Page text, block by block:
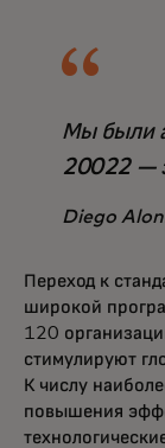
Мы были
20022 —
Diego
Переход к
широкой
120
стимулируют
К числу
повышения